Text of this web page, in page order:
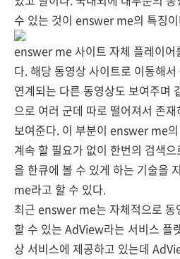
수 있는 것이 enswer me의 특징
enswer me 사이트 자체 플레이어
다. 해당 동영상 사이트로 이동해
연계되는 다른 동영상도 보여주며
으로 여러 군데 따로 떨어져서 존
보여준다. 이 부분이 enswer me
계속 할 필요가 없이 한번의 검색
을 한큐에 볼 수 있게 하는 기술을
me라고 할 수 있다.
최근 enswer me는 자체적으로 동
할 수 있는 AdView라는 서비스 플
상 서비스에 제공하고 있는데